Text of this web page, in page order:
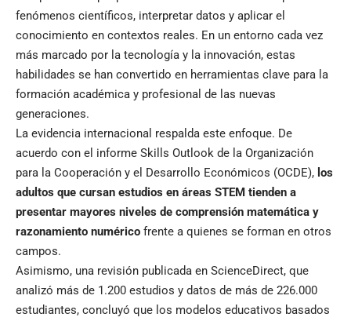
fenómenos científicos, interpretar datos y aplicar el
conocimiento en contextos reales. En un entorno cada vez
más marcado por la tecnología y la innovación, estas
habilidades se han convertido en herramientas clave para la
formación académica y profesional de las nuevas
generaciones.
La evidencia internacional respalda este enfoque. De
acuerdo con el informe Skills Outlook de la Organización
para la Cooperación y el Desarrollo Económicos (OCDE), los
adultos que cursan estudios en áreas STEM tienden a
presentar mayores niveles de comprensión matemática y
razonamiento numérico frente a quienes se forman en otros
campos.
Asimismo, una revisión publicada en ScienceDirect, que
analizó más de 1.200 estudios y datos de más de 226.000
estudiantes, concluyó que los modelos educativos basados